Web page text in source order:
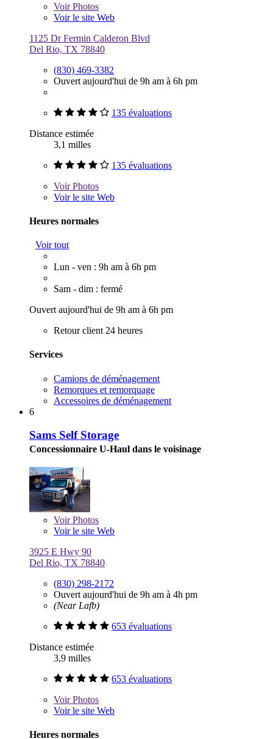
VoirPhotos
Voir le site Web
1125 Dr Fermin Calderon Blvd
Del Rio, TX 78840
(830) 469-3382
Ouvert aujourd'hui de 9h am à 6h pm
135 évaluations
Distance estimée
3,1 milles
135 évaluations
VoirPhotos
Voir le site Web
Heures normales
Voir tout
Lun - ven : 9h am à 6h pm
Sam - dim : fermé
Ouvert aujourd'hui de 9h am à 6h pm
Retour client 24 heures
Services
Camions de déménagement
Remorques et remorquage
Accessoires de déménagement
6
Sams Self Storage
Concessionnaire U-Haul dans le voisinage
VoirPhotos
Voir le site Web
3925 E Hwy 90
Del Rio, TX 78840
(830) 298-2172
Ouvert aujourd'hui de 9h am à 4h pm
(Near Lafb)
653 évaluations
Distance estimée
3,9 milles
653 évaluations
VoirPhotos
Voir le site Web
Heures normales